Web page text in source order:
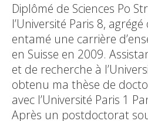
Diplômé de Sciences Po
l’Université Paris 8, agrégé
entamé une carrière
en Suisse en 2009.
et de recherche à
obtenu ma thèse de
avec l’Université Paris 1
Après un postdoctorat